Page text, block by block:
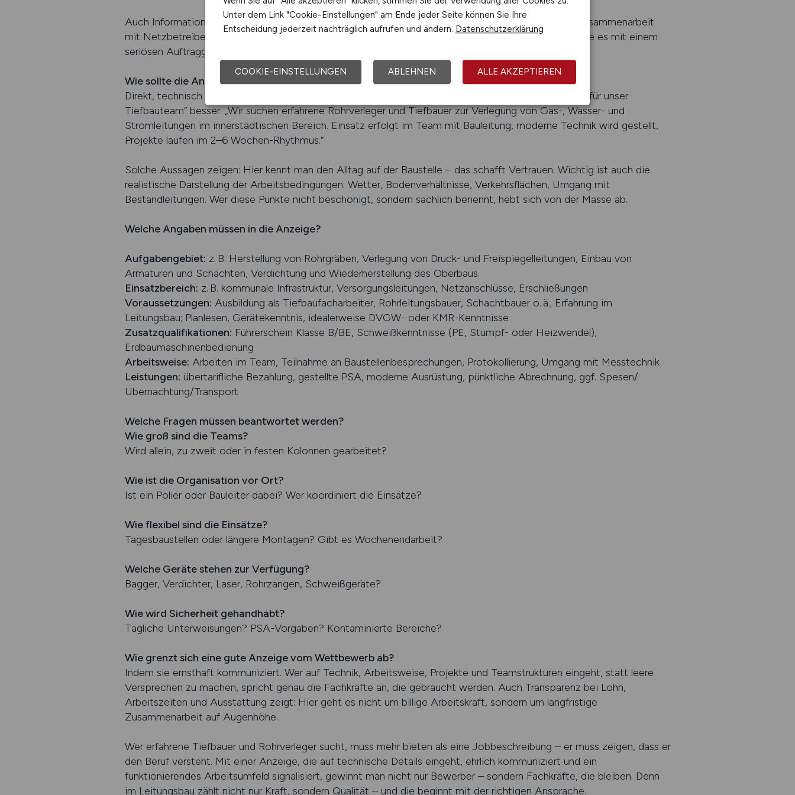
Auch Informationen zur eingesetzten Technik, zur Teamstruktur, zu geplanten Bauzeiten oder zur Zusammenarbeit
mit Netzbetreibern machen eine Anzeige glaubwürdiger. Erfahrene Fachkräfte erkennen sofort, ob sie es mit einem
seriösen Auftraggeber zu tun haben – oder mit einem, der den Tiefbau unterschätzt.
Wie sollte die Anzeige formuliert sein?
Direkt, technisch korrekt und ohne leere Versprechungen. Ein Beispiel: Statt „Wir suchen Verstärkung für unser
Tiefbauteam“ besser: „Wir suchen erfahrene Rohrverleger und Tiefbauer zur Verlegung von Gas-, Wasser- und
Stromleitungen im innerstädtischen Bereich. Einsatz erfolgt im Team mit Bauleitung, moderne Technik wird gestellt,
Projekte laufen im 2–6 Wochen-Rhythmus.“
Solche Aussagen zeigen: Hier kennt man den Alltag auf der Baustelle – das schafft Vertrauen. Wichtig ist auch die
realistische Darstellung der Arbeitsbedingungen: Wetter, Bodenverhältnisse, Verkehrsflächen, Umgang mit
Bestandleitungen. Wer diese Punkte nicht beschönigt, sondern sachlich benennt, hebt sich von der Masse ab.
Welche Angaben müssen in die Anzeige?
Aufgabengebiet: z. B. Herstellung von Rohrgräben, Verlegung von Druck- und Freispiegelleitungen, Einbau von
Armaturen und Schächten, Verdichtung und Wiederherstellung des Oberbaus.
Einsatzbereich: z. B. kommunale Infrastruktur, Versorgungsleitungen, Netzanschlüsse, Erschließungen
Voraussetzungen: Ausbildung als Tiefbaufacharbeiter, Rohrleitungsbauer, Schachtbauer o. ä.; Erfahrung im
Leitungsbau; Planlesen, Gerätekenntnis, idealerweise DVGW- oder KMR-Kenntnisse
Zusatzqualifikationen: Führerschein Klasse B/BE, Schweißkenntnisse (PE, Stumpf- oder Heizwendel),
Erdbaumaschinenbedienung
Arbeitsweise: Arbeiten im Team, Teilnahme an Baustellenbesprechungen, Protokollierung, Umgang mit Messtechnik
Leistungen: übertarifliche Bezahlung, gestellte PSA, moderne Ausrüstung, pünktliche Abrechnung, ggf. Spesen/
Übernachtung/Transport
Welche Fragen müssen beantwortet werden?
Wie groß sind die Teams?
Wird allein, zu zweit oder in festen Kolonnen gearbeitet?
Wie ist die Organisation vor Ort?
Ist ein Polier oder Bauleiter dabei? Wer koordiniert die Einsätze?
Wie flexibel sind die Einsätze?
Tagesbaustellen oder längere Montagen? Gibt es Wochenendarbeit?
Welche Geräte stehen zur Verfügung?
Bagger, Verdichter, Laser, Rohrzangen, Schweißgeräte?
Wie wird Sicherheit gehandhabt?
Tägliche Unterweisungen? PSA-Vorgaben? Kontaminierte Bereiche?
Wie grenzt sich eine gute Anzeige vom Wettbewerb ab?
Indem sie ernsthaft kommuniziert. Wer auf Technik, Arbeitsweise, Projekte und Teamstrukturen eingeht, statt leere
Versprechen zu machen, spricht genau die Fachkräfte an, die gebraucht werden. Auch Transparenz bei Lohn,
Arbeitszeiten und Ausstattung zeigt: Hier geht es nicht um billige Arbeitskraft, sondern um langfristige
Zusammenarbeit auf Augenhöhe.
Wer erfahrene Tiefbauer und Rohrverleger sucht, muss mehr bieten als eine Jobbeschreibung – er muss zeigen, dass er
den Beruf versteht. Mit einer Anzeige, die auf technische Details eingeht, ehrlich kommuniziert und ein
funktionierendes Arbeitsumfeld signalisiert, gewinnt man nicht nur Bewerber – sondern Fachkräfte, die bleiben. Denn
im Leitungsbau zählt nicht nur Kraft, sondern Qualität – und die beginnt mit der richtigen Ansprache.
Unter dem Link "Cookie-Einstellungen" am Ende jeder Seite können Sie Ihre
Entscheidung jederzeit nachträglich aufrufen und ändern. Datenschutzerklärung
COOKIE-EINSTELLUNGEN ABLEHNEN ALLE AKZEPTIEREN